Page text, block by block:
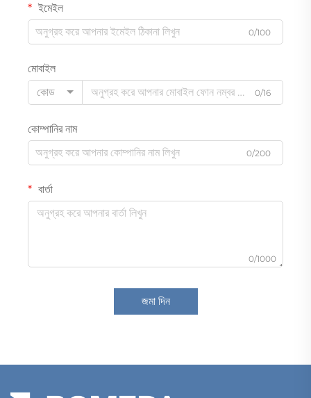
ইমেইল
0/100
মোবাইল
কোড
0/16
কোম্পানির নাম
0/200
বার্তা
0/1000
জমা দিন